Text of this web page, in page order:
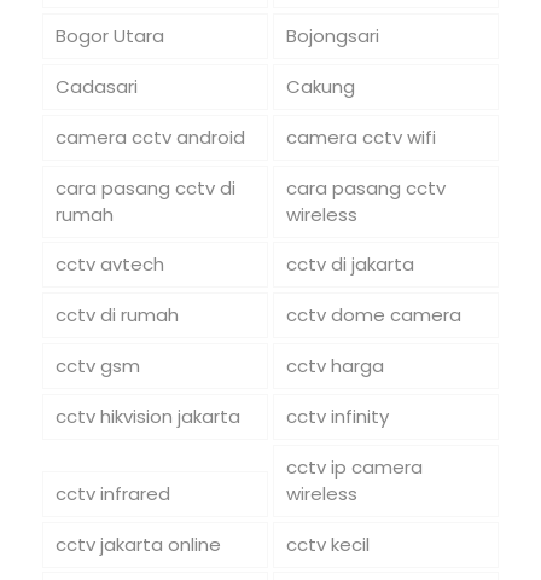
Bogor Utara
Bojongsari
Cadasari
Cakung
camera cctv android
camera cctv wifi
cara pasang cctv di
rumah
cara pasang cctv
wireless
cctv avtech
cctv di jakarta
cctv di rumah
cctv dome camera
cctv gsm
cctv harga
cctv hikvision jakarta
cctv infinity
cctv infrared
cctv ip camera
wireless
cctv jakarta online
cctv kecil